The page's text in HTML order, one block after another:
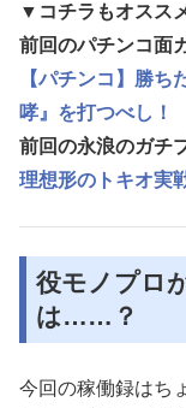
▼コチラもオスス
前回のパチンコ面
【パチンコ】勝
哮』を打つべし！
前回の永浪のガチ
理想形のトキオ実
役モノプロ
は……？
今回の稼働録はち